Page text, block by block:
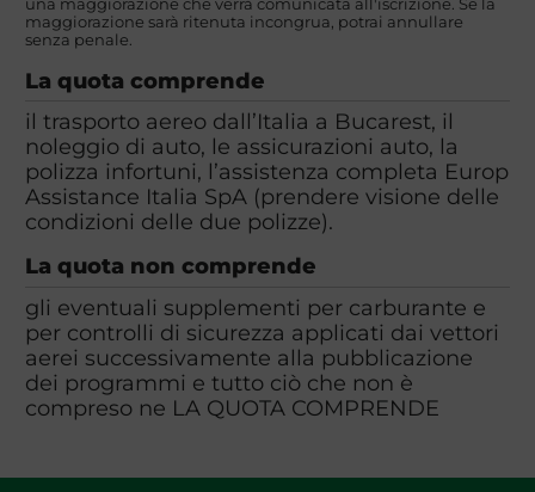
una maggiorazione che verrà comunicata all'iscrizione. Se la
maggiorazione sarà ritenuta incongrua, potrai annullare
senza penale.
La quota comprende
il trasporto aereo dall’Italia a Bucarest, il
noleggio di auto, le assicurazioni auto, la
polizza infortuni, l’assistenza completa Europ
Assistance Italia SpA (prendere visione delle
condizioni delle due polizze).
La quota non comprende
gli eventuali supplementi per carburante e
per controlli di sicurezza applicati dai vettori
aerei successivamente alla pubblicazione
dei programmi e tutto ciò che non è
compreso ne LA QUOTA COMPRENDE